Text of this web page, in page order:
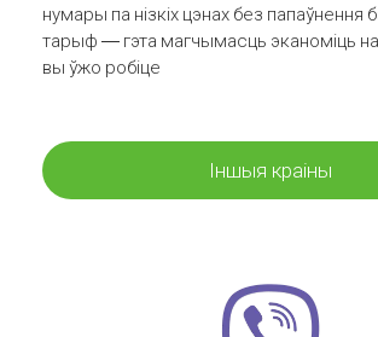
нумары па нізкіх цэнах без папаўнення
тарыф — гэта магчымасць эканоміць на
вы ўжо робіце
Іншыя краіны